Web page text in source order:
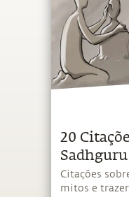
20
Sadhguru
Citações
mitos e